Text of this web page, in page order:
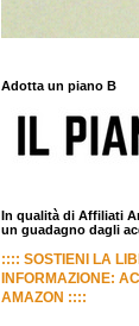
Adotta un piano B
In qualità di Affiliati
un guadagno dagli
:::: SOSTIENI LA
INFORMAZIONE:
AMAZON ::::